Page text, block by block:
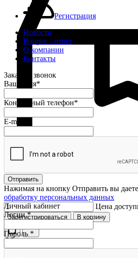
Цена
Зарегистрироваться В корзину
Регистрация
Новости
Вопрос - ответ
О компании
Контакты
Заказать звонок
Ваше имя*
Контактный телефон*
E-mail
Отправить
Нажимая на кнопку Отправить вы даете
обработку персональных данных
Личный кабинет
Логин*
Пароль *